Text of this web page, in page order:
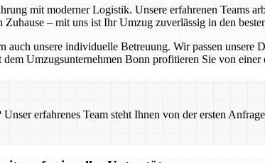
mit moderner Logistik. Unsere erfahrenen Teams
– mit uns ist Ihr Umzug zuverlässig in den
unsere individuelle Betreuung. Wir passen
Umzugsunternehmen Bonn profitieren Sie von
erfahrenes Team steht Ihnen von der ersten